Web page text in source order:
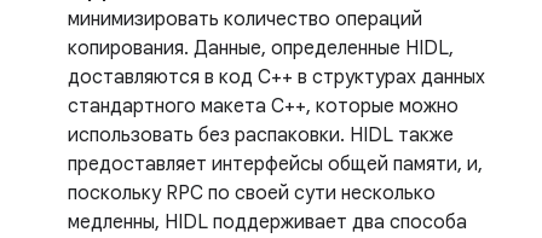
минимизировать количество операций
копирования. Данные, определенные HIDL,
доставляются в код C++ в структурах данных
стандартного макета C++, которые можно
использовать без распаковки. HIDL также
предоставляет интерфейсы общей памяти, и,
поскольку RPC по своей сути несколько
медленны, HIDL поддерживает два способа